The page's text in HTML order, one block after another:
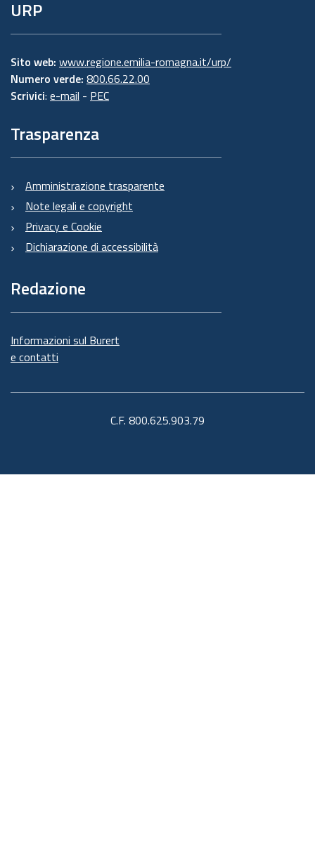
URP
Sito web: www.regione.emilia-romagna.it/urp/
Numero verde: 800.66.22.00
Scrivici: e-mail - PEC
Trasparenza
Amministrazione trasparente
Note legali e copyright
Privacy e Cookie
Dichiarazione di accessibilità
Redazione
Informazioni sul Burert
e contatti
C.F. 800.625.903.79